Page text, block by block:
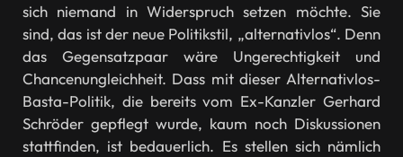
sich niemand in Widerspruch setzen möchte. Sie
sind, das ist der neue Politikstil, „alternativlos“. Denn
das Gegensatzpaar wäre Ungerechtigkeit und
Chancenungleichheit. Dass mit dieser Alternativlos-
Basta-Politik, die bereits vom Ex-Kanzler Gerhard
Schröder gepflegt wurde, kaum noch Diskussionen
stattfinden, ist bedauerlich. Es stellen sich nämlich